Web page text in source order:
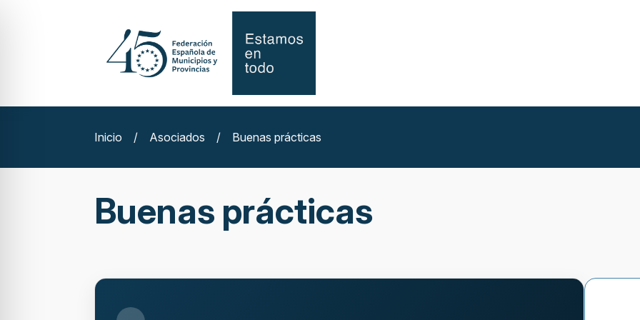
Inicio / Asociados / Buenas prácticas
Buenas prácticas